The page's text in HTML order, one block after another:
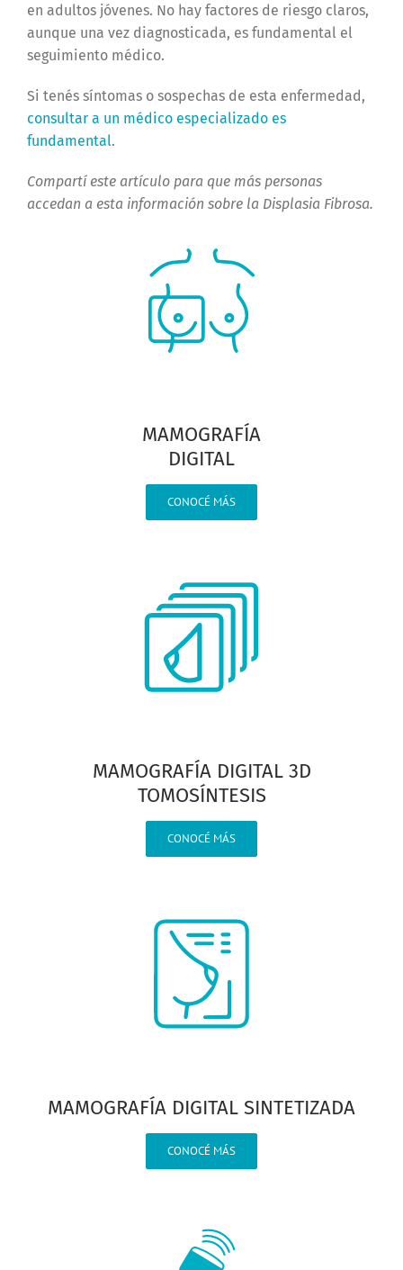
en adultos jóvenes. No hay factores de riesgo claros,
aunque una vez diagnosticada, es fundamental el
seguimiento médico.
Si tenés síntomas o sospechas de esta enfermedad,
consultar a un médico especializado es
fundamental.
Compartí este artículo para que más personas
accedan a esta información sobre la Displasia Fibrosa.
MAMOGRAFÍA
DIGITAL
CONOCÉ MÁS
MAMOGRAFÍA DIGITAL 3D
TOMOSÍNTESIS
CONOCÉ MÁS
MAMOGRAFÍA DIGITAL SINTETIZADA
CONOCÉ MÁS